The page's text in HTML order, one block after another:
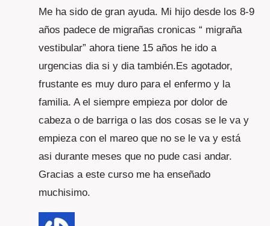
Me ha sido de gran ayuda. Mi hijo desde los 8-9
años padece de migrañas cronicas “ migraña
vestibular” ahora tiene 15 años he ido a
urgencias dia si y dia también.Es agotador,
frustante es muy duro para el enfermo y la
familia. A el siempre empieza por dolor de
cabeza o de barriga o las dos cosas se le va y
empieza con el mareo que no se le va y está
asi durante meses que no pude casi andar.
Gracias a este curso me ha enseñado
muchisimo.